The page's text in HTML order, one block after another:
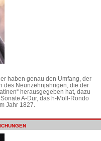
haben genau den Umfang, der
des Neunzehnjährigen, die der
herausgegeben hat, dazu
A-Dur, das h-Moll-Rondo
Jahr 1827.